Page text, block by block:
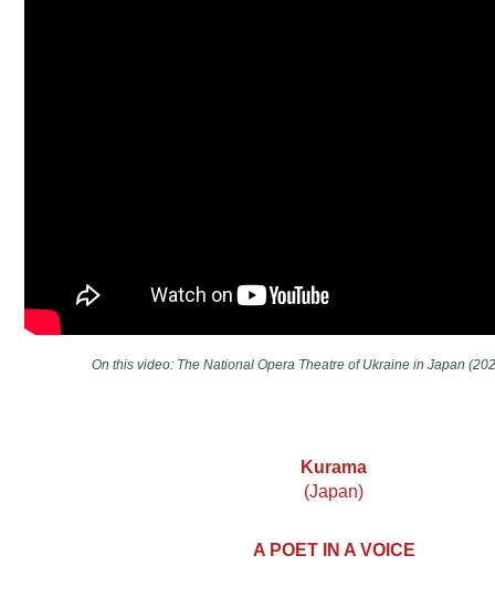
On this video: The National Opera Theatre of Ukraine in Japan
Kurama
(Japan)
A POET IN A VOICE